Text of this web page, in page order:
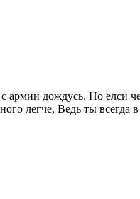
дождусь. Но елси
легче, Ведь ты